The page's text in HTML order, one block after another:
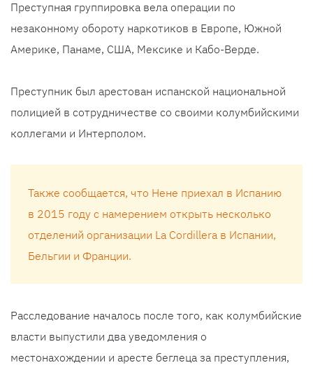
Преступная группировка вела операции по
незаконному обороту наркотиков в Европе, Южной
Америке, Панаме, США, Мексике и Кабо-Верде.
Преступник был арестован испанской национальной
полицией в сотрудничестве со своими колумбийскими
коллегами и Интерполом.
Также сообщается, что Нене приехал в Испанию
в 2015 году с намерением открыть несколько
отделений организации La Cordillera в Испании,
Бельгии и Франции.
Расследование началось после того, как колумбийские
власти выпустили два уведомления о
местонахождении и аресте беглеца за преступления,